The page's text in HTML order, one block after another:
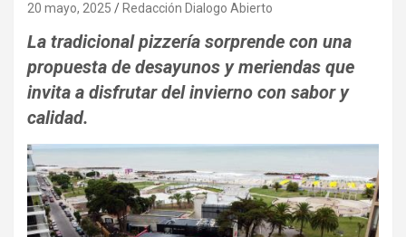
20 mayo, 2025 Redacción Dialogo Abierto
La tradicional pizzería sorprende con una
propuesta de desayunos y meriendas que
invita a disfrutar del invierno con sabor y
calidad.